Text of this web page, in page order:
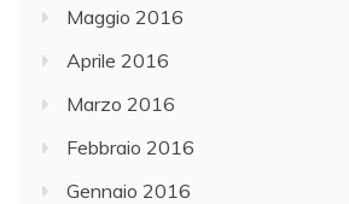
Maggio 2016
Aprile 2016
Marzo 2016
Febbraio 2016
Gennaio 2016